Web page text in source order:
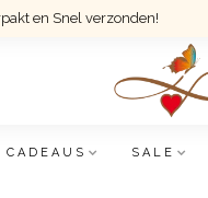
en Snel verzonden!
CADEAUS SALE